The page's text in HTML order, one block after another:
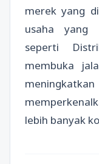
merek yang
usaha yang
seperti
membuka
lebih banyak